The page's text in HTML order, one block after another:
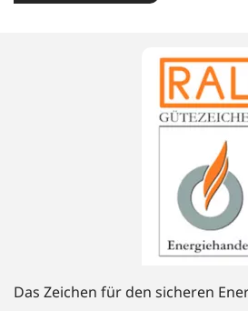
Das Zeichen für den sicheren